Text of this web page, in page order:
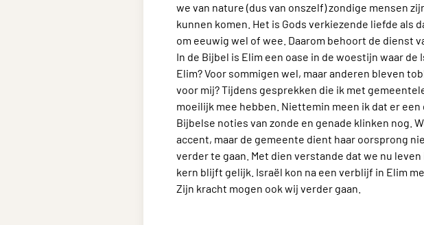
we van nature (dus van onszelf) zondige mensen
kunnen komen. Het is Gods verkiezende liefde
om eeuwig wel of wee. Daarom behoort de dienst
In de Bijbel is Elim een oase in de woestijn waar
Elim? Voor sommigen wel, maar anderen bleven
voor mij? Tijdens gesprekken die ik met
moeilijk mee hebben. Niettemin meen ik dat er
Bijbelse noties van zonde en genade klinken nog.
accent, maar de gemeente dient haar oorsprong
verder te gaan. Met dien verstande dat we nu
kern blijft gelijk. Israël kon na een verblijf in Elim
Zijn kracht mogen ook wij verder gaan.